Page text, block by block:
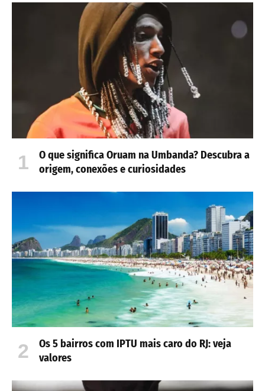
O que significa Oruam na Umbanda? Descubra a
origem, conexões e curiosidades
Os 5 bairros com IPTU mais caro do RJ: veja
valores